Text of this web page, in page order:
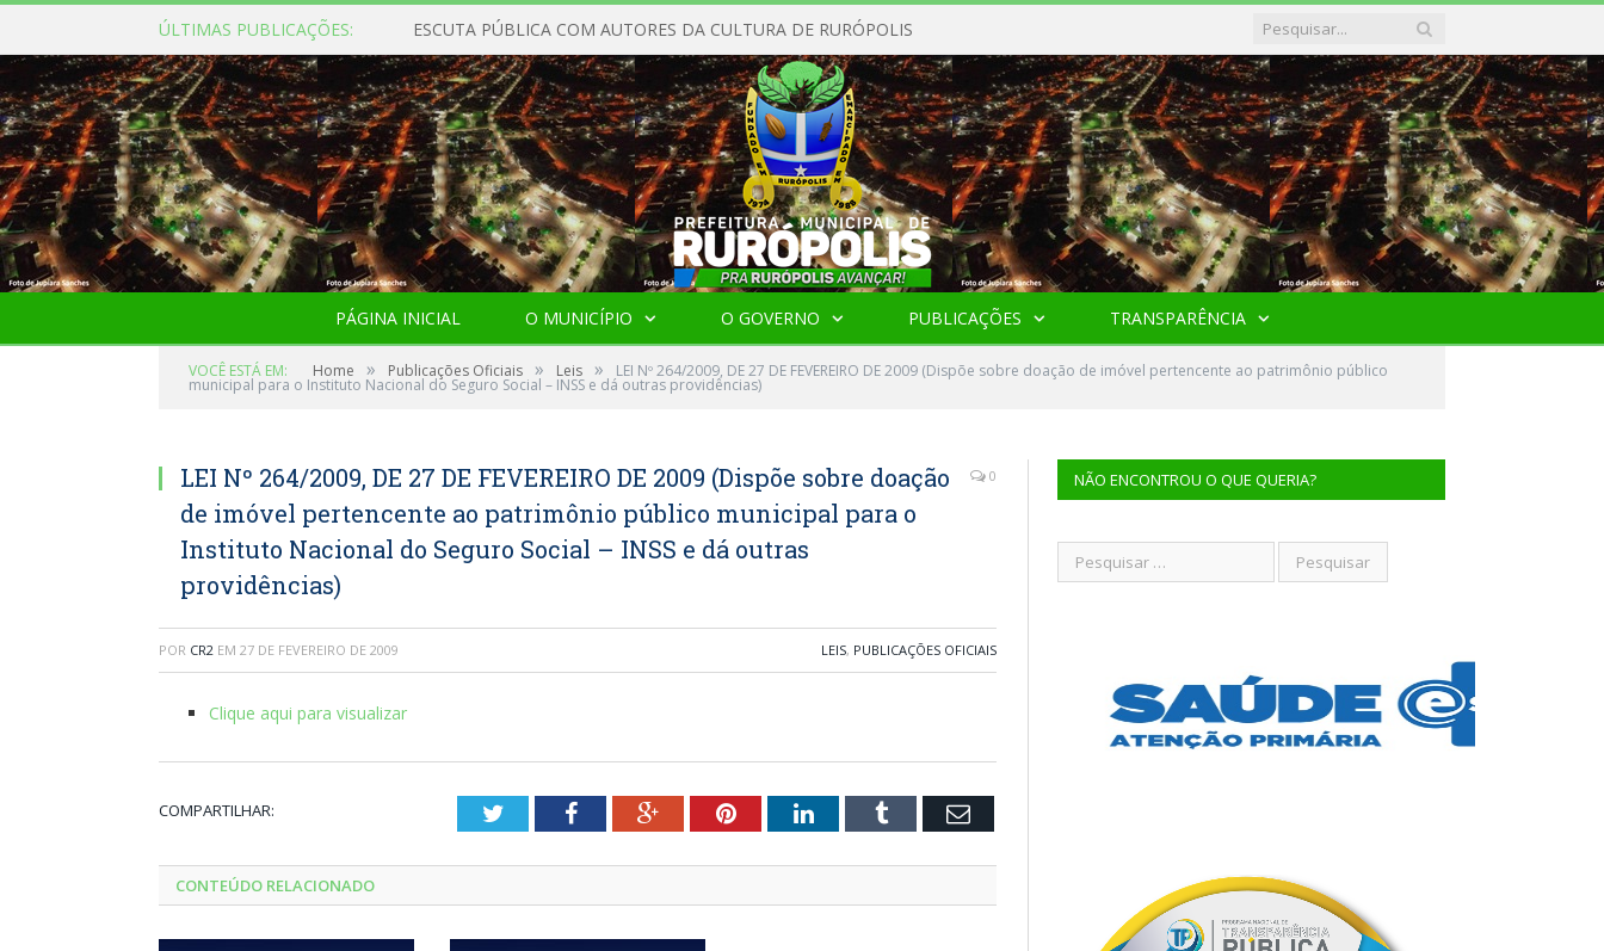
ÚLTIMAS PUBLICAÇÕES: ESCUTA PÚBLICA COM AUTORES DA CULTURA DE RURÓPOLIS
PÁGINA INICIAL O MUNICÍPIO O GOVERNO PUBLICAÇÕES TRANSPARÊNCIA
VOCÊ ESTÁ EM: Home » Publicações Oficiais » Leis » LEI Nº 264/2009, DE 27 DE FEVEREIRO DE 2009 (Dispõe sobre doação de imóvel pertencente ao patrimônio público
municipal para o Instituto Nacional do Seguro Social – INSS e dá outras providências)
LEI Nº 264/2009, DE 27 DE FEVEREIRO DE 2009 (Dispõe sobre doação
de imóvel pertencente ao patrimônio público municipal para o
Instituto Nacional do Seguro Social – INSS e dá outras
providências)
0
POR CR2 EM 27 DE FEVEREIRO DE 2009 LEIS, PUBLICAÇÕES OFICIAIS
Clique aqui para visualizar
COMPARTILHAR: TwitterFacebookGoogle+PinterestLinkedInTumblr Email
CONTEÚDO RELACIONADO
NÃO ENCONTROU O QUE QUERIA?